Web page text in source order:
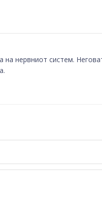
на нервниот систем.